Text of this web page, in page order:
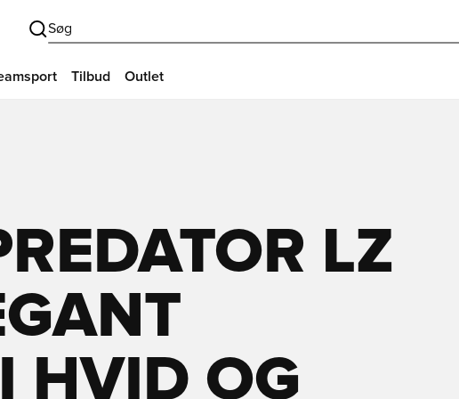
Søg
Tilbud Outlet
LZ
HVID OG